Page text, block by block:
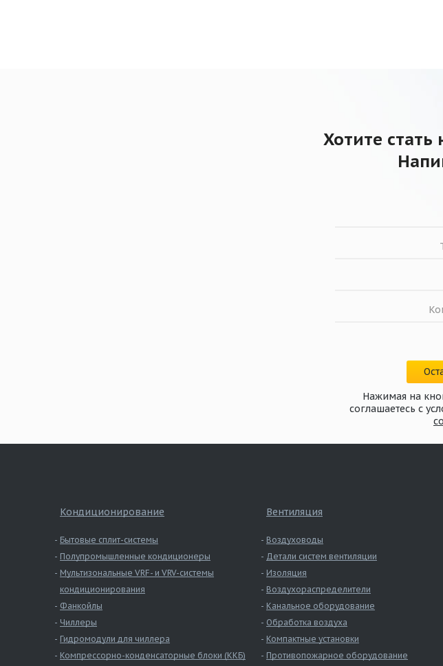
Хотите
Нажимая на
соглашаетесь с
Кондиционирование
Бытовые сплит-системы
Полупромышленные кондиционеры
Мультизональные VRF- и VRV-системы
кондиционирования
Фанкойлы
Чиллеры
Гидромодули для чиллера
Компрессорно-конденсаторные блоки (ККБ)
Вентиляция
Воздуховоды
Детали систем вентиляции
Изоляция
Воздухораспределители
Канальное оборудование
Обработка воздуха
Компактные установки
Противопожарное оборудование